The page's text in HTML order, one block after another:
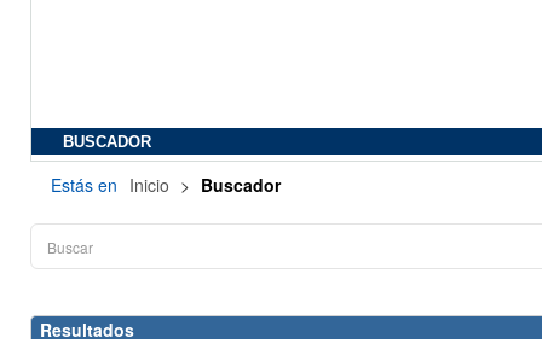
BUSCADOR
Estás en Inicio > Buscador
Resultados